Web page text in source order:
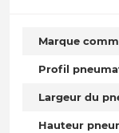
Marque
Profil
Largeur du
Hauteur